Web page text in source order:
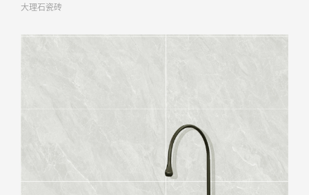
大理石瓷砖